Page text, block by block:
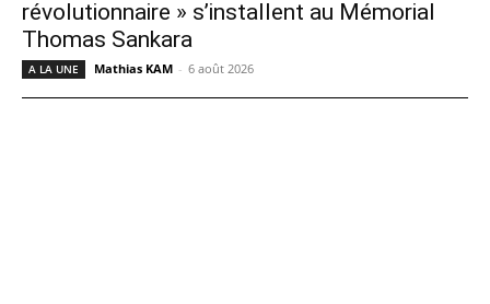
révolutionnaire » s’installent au Mémorial
Thomas Sankara
A LA UNE Mathias KAM - 6 août 2026